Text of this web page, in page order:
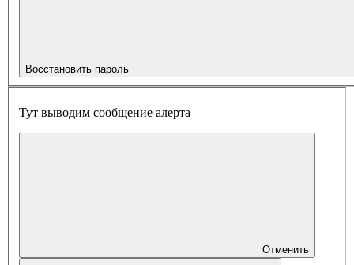
Восстановить пароль
Тут выводим сообщение алерта
Отменить